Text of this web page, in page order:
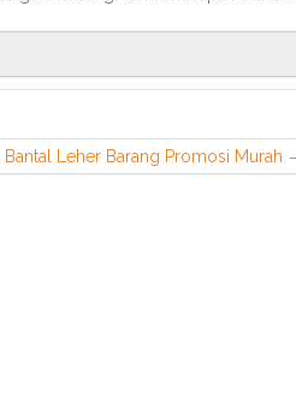
Bantal Leher Barang Promosi Murah
di Jatiasih Bekasi